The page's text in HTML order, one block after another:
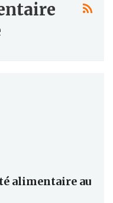
alimentaire au